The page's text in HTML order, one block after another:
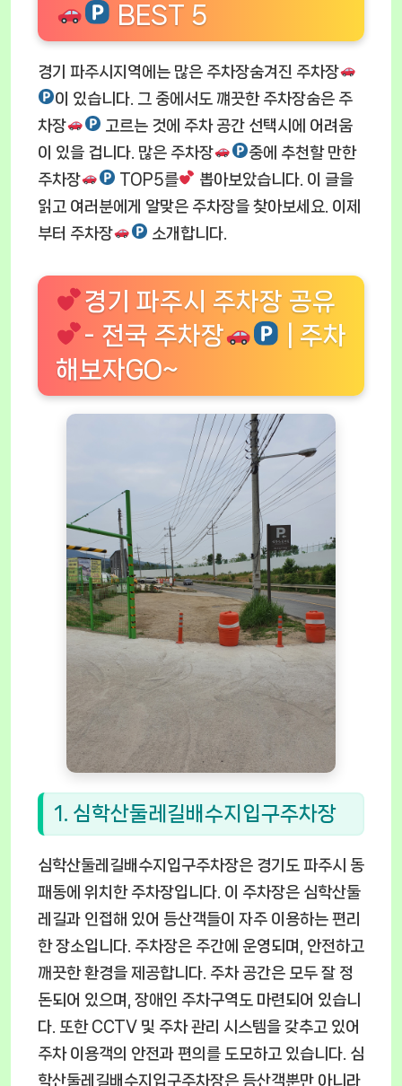
BEST 5
경기 파주시지역에는 많은 주차장숨겨진 주차장
이 있습니다. 그 중에서도 꺠끗한 주차장숨은 주
차장
고르는 것에 주차 공간 선택시에 어려움
이 있을 겁니다. 많은 주차장
중에 추천할 만한
주차장
TOP5를
뽑아보았습니다. 이 글을
읽고 여러분에게 알맞은 주차장을 찾아보세요. 이제
부터 주차장
소개합니다.
경기 파주시 주차장 공유
- 전국 주차장
| 주차
해보자GO~
1. 심학산둘레길배수지입구주차장
심학산둘레길배수지입구주차장은 경기도 파주시 동
패동에 위치한 주차장입니다. 이 주차장은 심학산둘
레길과 인접해 있어 등산객들이 자주 이용하는 편리
한 장소입니다. 주차장은 주간에 운영되며, 안전하고
깨끗한 환경을 제공합니다. 주차 공간은 모두 잘 정
돈되어 있으며, 장애인 주차구역도 마련되어 있습니
다. 또한 CCTV 및 주차 관리 시스템을 갖추고 있어
주차 이용객의 안전과 편의를 도모하고 있습니다. 심
학산둘레길배수지입구주차장은 등산객뿐만 아니라